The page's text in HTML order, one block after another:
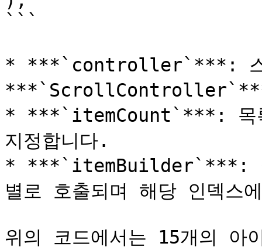
```
* ***`controller`***: 스크
* ***`itemCount`***: 목록
지정합니다.
* ***`itemBuilder`***: 아
별로 호출되며 해당 인덱스
위의 코드에서는 15개의 아